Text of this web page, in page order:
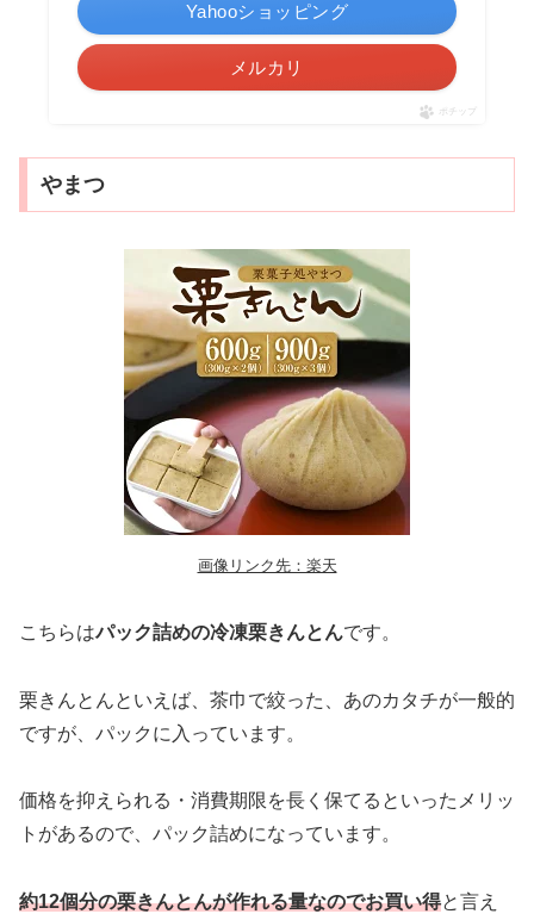
Yahooショッピング
メルカリ
ポチップ
やまつ
画像リンク先：楽天
こちらはパック詰めの冷凍栗きんとんです。
栗きんとんといえば、茶巾で絞った、あのカタチが一般的
ですが、パックに入っています。
価格を抑えられる・消費期限を長く保てるといったメリッ
トがあるので、パック詰めになっています。
約12個分の栗きんとんが作れる量なのでお買い得と言え